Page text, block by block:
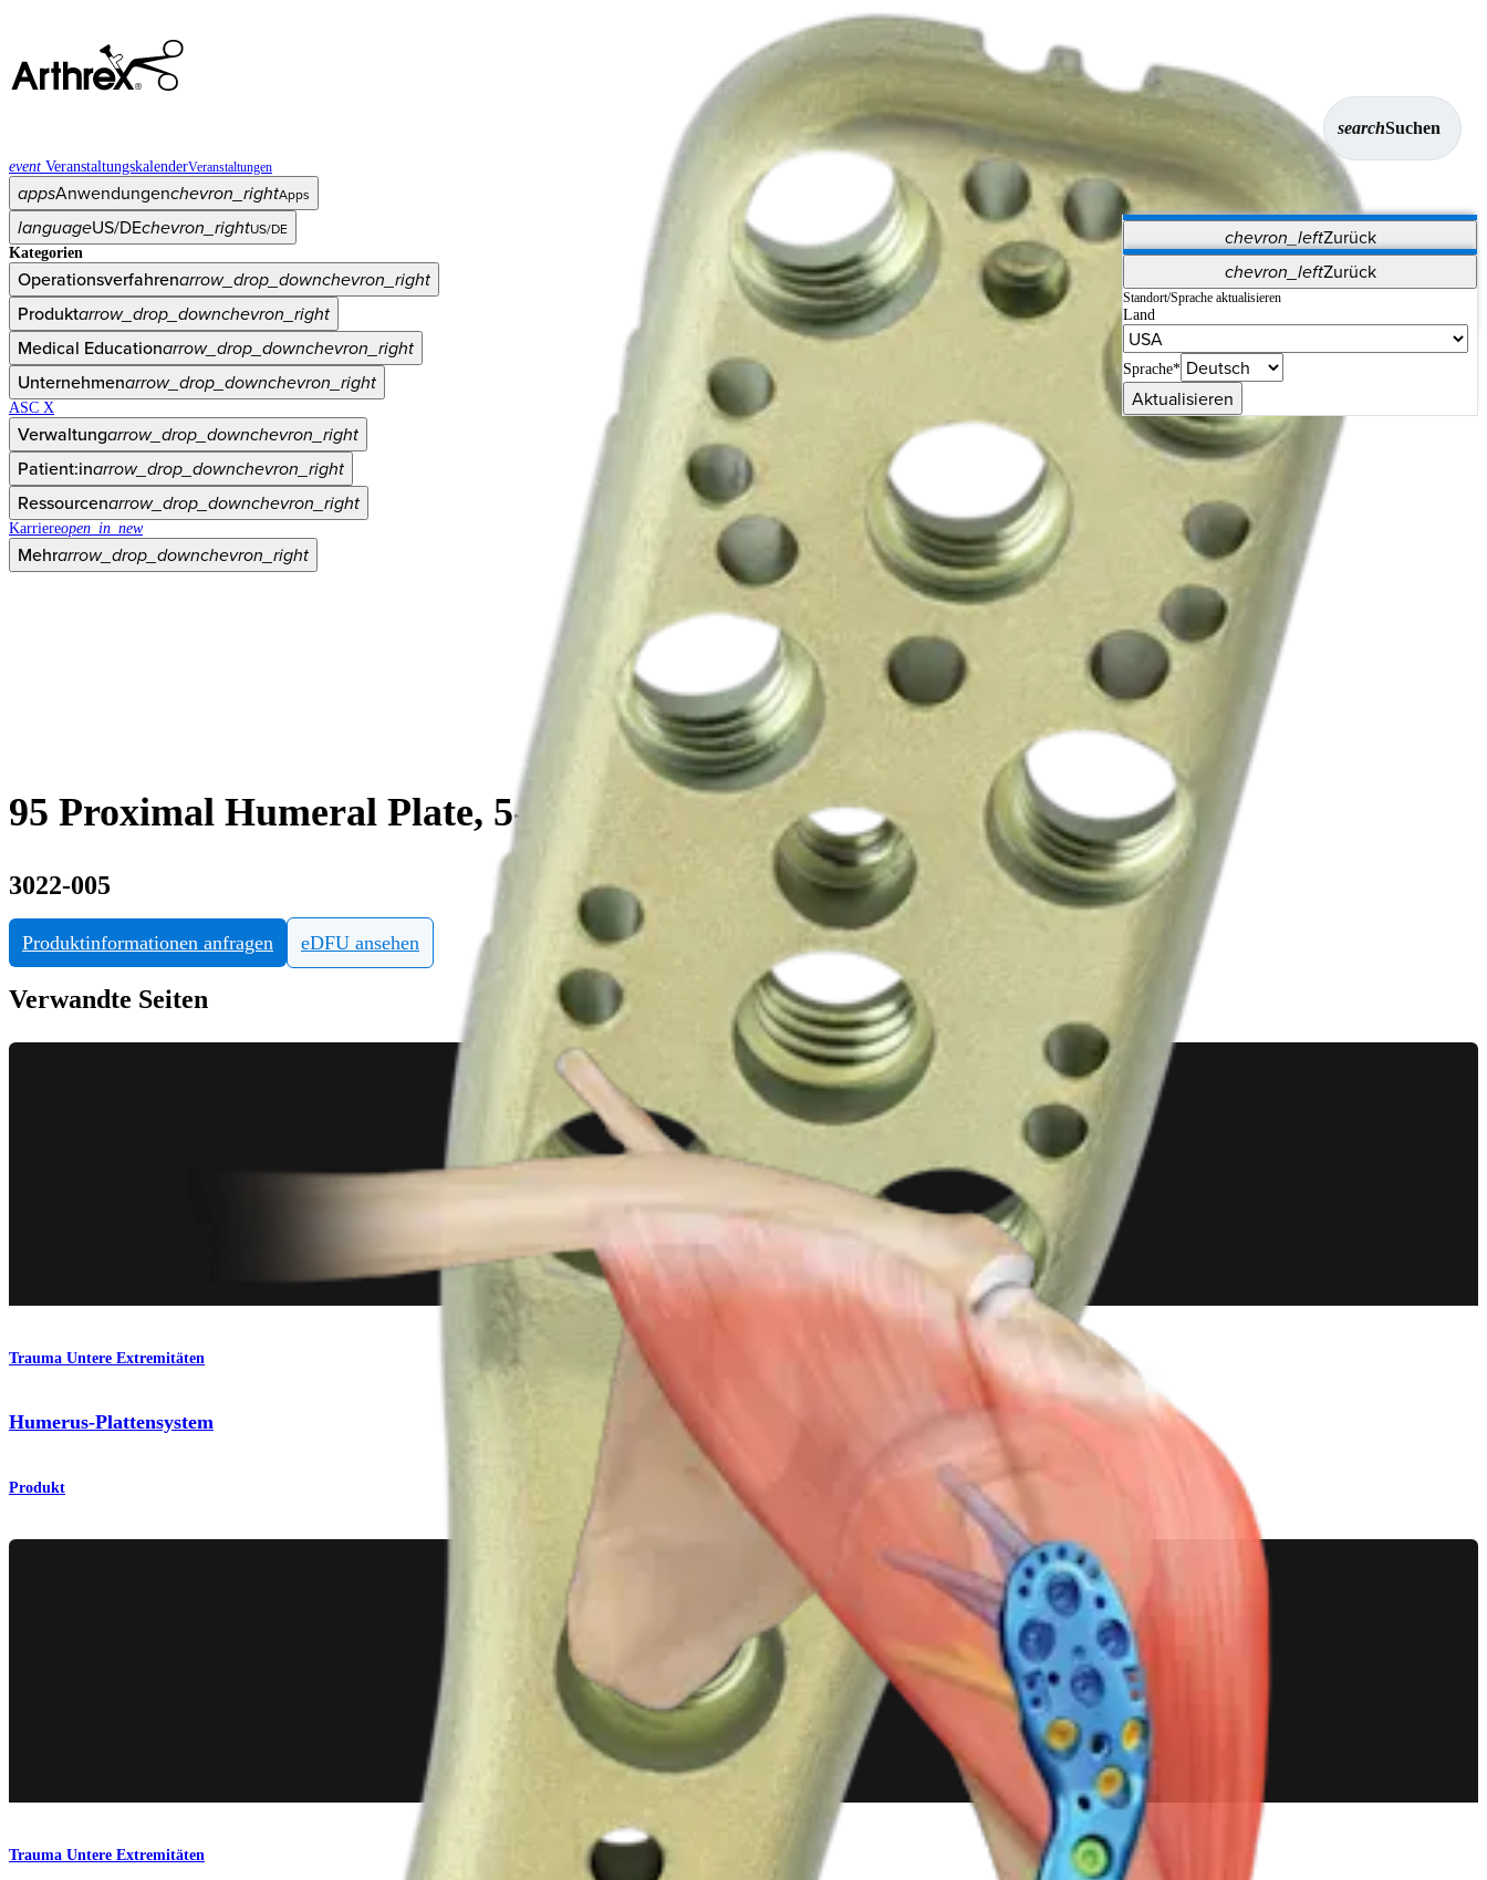
searchSuchen
event VeranstaltungskalenderVeranstaltungen
appsAnwendungenchevron_rightApps
chevron_leftZurück
Vet Systems OrthoPedia Patient
Supplier Portal
Synergy-Bildgebung und -Resektion
languageUS/DEchevron_rightUS/DE
chevron_leftZurück
Standort/Sprache aktualisieren
Land
Sprache*
Aktualisieren
Kategorien
Operationsverfahrenarrow_drop_downchevron_right
Produktarrow_drop_downchevron_right
Medical Educationarrow_drop_downchevron_right
Unternehmenarrow_drop_downchevron_right
ASC X
Verwaltungarrow_drop_downchevron_right
Patient:inarrow_drop_downchevron_right
Ressourcenarrow_drop_downchevron_right
Karriereopen_in_new
Mehrarrow_drop_downchevron_right
95 Proximal Humeral Plate, 5-Hole
3022-005
Produktinformationen anfragen eDFU ansehen
Verwandte Seiten
Trauma Untere Extremitäten
Humerus-Plattensystem
Produkt
Trauma Untere Extremitäten